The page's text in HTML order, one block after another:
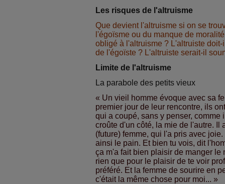
Les risques de l'altruisme
Que devient l'altruisme si on se
l'égoïsme ou du manque de
obligé à l'altruisme ? L'altruiste
de l'égoïste ? L'altruiste serait-il
Limite de l'altruisme
La parabole des petits vieux
« Un vieil homme évoque avec sa
premier jour de leur rencontre, ils
qui a coupé, sans y penser, comme
croûte d'un côté, la mie de l'autre. Il
(future) femme, qui l'a pris avec
ainsi le pain. Et bien tu vois, dit
ça m'a fait bien plaisir de manger le
rien que pour le plaisir de te voir
préféré. Et la femme de sourire en
c'était la même chose pour moi... »